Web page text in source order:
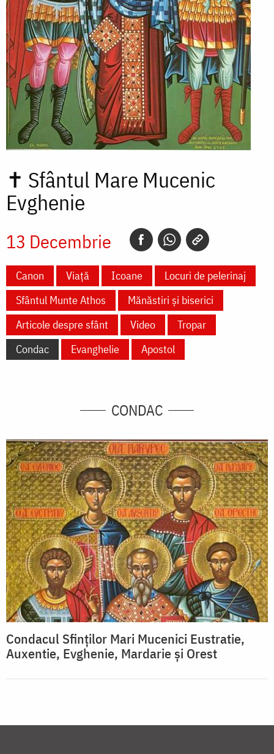
✝ Sfântul Mare Mucenic
Evghenie
13 Decembrie
Canon Viață Icoane
Locuri de pelerinaj
Sfântul Munte Athos
Mănăstiri și biserici
Articole despre sfânt
Video
Tropar
Condac
Evanghelie Apostol
CONDAC
Condacul Sfinţilor Mari Mucenici Eustratie,
Auxentie, Evghenie, Mardarie şi Orest